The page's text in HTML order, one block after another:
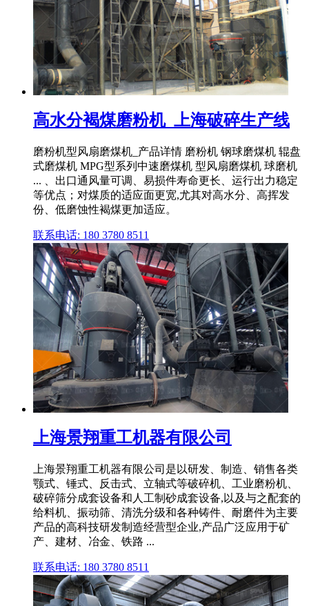
高水分褐煤磨粉机_上海破碎生产线
磨粉机型风扇磨煤机_产品详情 磨粉机 钢球磨煤机 辊盘
式磨煤机 MPG型系列中速磨煤机 型风扇磨煤机 球磨机
... 、出口通风量可调、易损件寿命更长、运行出力稳定
等优点；对煤质的适应面更宽,尤其对高水分、高挥发
份、低磨蚀性褐煤更加适应。
联系电话: 180 3780 8511
上海景翔重工机器有限公司
上海景翔重工机器有限公司是以研发、制造、销售各类
颚式、锤式、反击式、立轴式等破碎机、工业磨粉机、
破碎筛分成套设备和人工制砂成套设备,以及与之配套的
给料机、振动筛、清洗分级和各种铸件、耐磨件为主要
产品的高科技研发制造经营型企业,产品广泛应用于矿
产、建材、冶金、铁路 ...
联系电话: 180 3780 8511